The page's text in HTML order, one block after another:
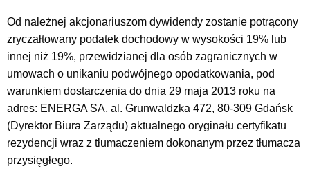
Od należnej akcjonariuszom dywidendy zostanie potrącony
zryczałtowany podatek dochodowy w wysokości 19% lub
innej niż 19%, przewidzianej dla osób zagranicznych w
umowach o unikaniu podwójnego opodatkowania, pod
warunkiem dostarczenia do dnia 29 maja 2013 roku na
adres: ENERGA SA, al. Grunwaldzka 472, 80-309 Gdańsk
(Dyrektor Biura Zarządu) aktualnego oryginału certyfikatu
rezydencji wraz z tłumaczeniem dokonanym przez tłumacza
przysięgłego.